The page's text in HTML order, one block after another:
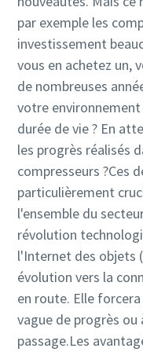
par exemple les
investissement
vous en achetez un,
de nombreuses
votre
durée de vie ? En
les progrès réalisés
compresseurs ?Ces
particulièrement
l'ensemble du
révolution
l'Internet des objets
évolution vers la
en route. Elle
vague de progrès ou
passage.Les